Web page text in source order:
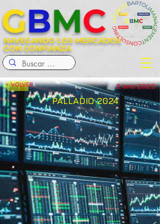
NAVEGANDO LOS MERCADOS
CON CONFIANZA
GBMC
< VOLVER 2 ene 2025
PALLADIO 2024